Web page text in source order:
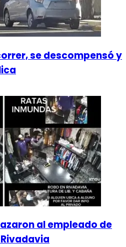
se descompensó y
al empleado de